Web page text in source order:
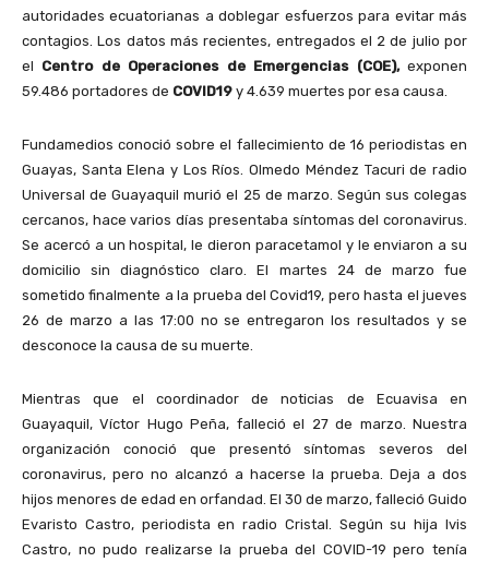
autoridades ecuatorianas a doblegar esfuerzos para evitar más
contagios. Los datos más recientes, entregados el 2 de julio por
el Centro de Operaciones de Emergencias (COE),exponen
59.486 portadores de COVID19 y 4.639 muertes por esa causa.
Fundamedios conoció sobre el fallecimiento de 16 periodistas en
Guayas, Santa Elena y Los Ríos. Olmedo Méndez Tacuri de radio
Universal de Guayaquil murió el 25 de marzo. Según sus colegas
cercanos, hace varios días presentaba síntomas del coronavirus.
Se acercó a un hospital, le dieron paracetamol y le enviaron a su
domicilio sin diagnóstico claro. El martes 24 de marzo fue
sometido finalmente a la prueba del Covid19, pero hasta el jueves
26 de marzo a las 17:00 no se entregaron los resultados y se
desconoce la causa de su muerte.
Mientras que el coordinador de noticias de Ecuavisa en
Guayaquil, Víctor Hugo Peña, falleció el 27 de marzo. Nuestra
organización conoció que presentó síntomas severos del
coronavirus, pero no alcanzó a hacerse la prueba. Deja a dos
hijos menores de edad en orfandad. El 30 de marzo, falleció Guido
Evaristo Castro, periodista en radio Cristal. Según su hija Ivis
Castro, no pudo realizarse la prueba del COVID-19 pero tenía